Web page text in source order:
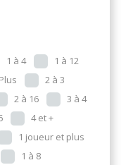
1 à 4
1 à 12
2 à 3
2 à 16
3 à 4
4 et +
1 joueur et plus
1 à 8